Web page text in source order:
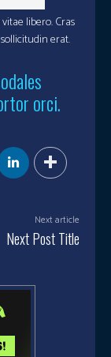
libero. Cras
erat.
orci.
Next article
Next Post Title